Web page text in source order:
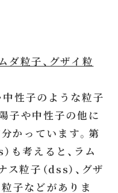
ダ粒子、グザイ粒
中性子のような粒子
子や中性子の他に
かっています。第
も考えると、ラム
ス粒子（dss）、グザ
子などがありま